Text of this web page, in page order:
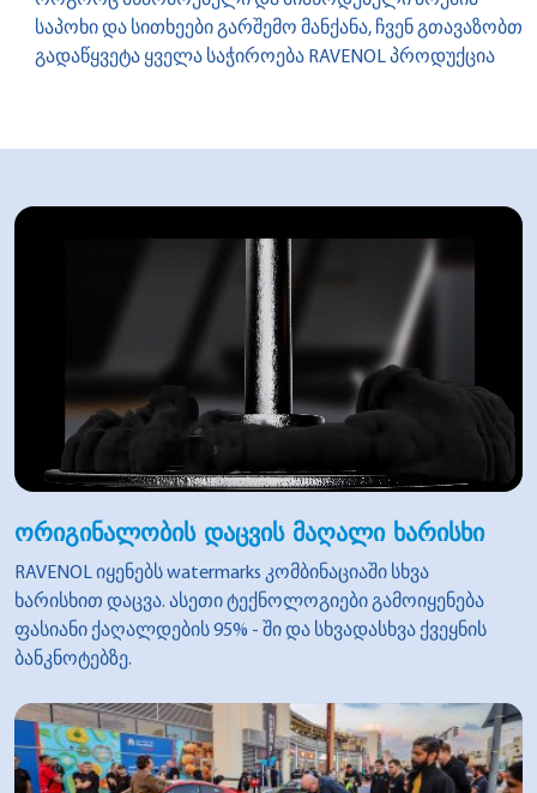
საპოხი და სითხეები გარშემო მანქანა, ჩვენ გთავაზობთ
გადაწყვეტა ყველა საჭიროება RAVENOL პროდუქცია
ᲝᲠᲘᲒᲘᲜᲐᲚᲝᲑᲘᲡ ᲓᲐᲪᲕᲘᲡ ᲛᲐᲦᲐᲚᲘ ᲮᲐᲠᲘᲡᲮᲘ
RAVENOL იყენებს watermarks კომბინაციაში სხვა
ხარისხით დაცვა. ასეთი ტექნოლოგიები გამოიყენება
ფასიანი ქაღალდების 95% - ში და სხვადასხვა ქვეყნის
ბანკნოტებზე.